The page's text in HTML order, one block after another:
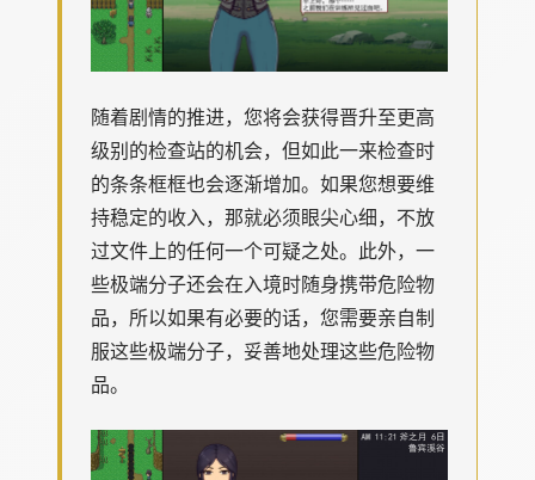
随着剧情的推进，您将会获得晋升至更高
级别的检查站的机会，但如此一来检查时
的条条框框也会逐渐增加。如果您想要维
持稳定的收入，那就必须眼尖心细，不放
过文件上的任何一个可疑之处。此外，一
些极端分子还会在入境时随身携带危险物
品，所以如果有必要的话，您需要亲自制
服这些极端分子，妥善地处理这些危险物
品。